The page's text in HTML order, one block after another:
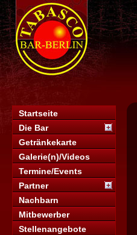
Startseite
Die Bar
Getränkekarte
Galerie(n)/Videos
Termine/Events
Partner
Nachbarn
Mitbewerber
Stellenangebote